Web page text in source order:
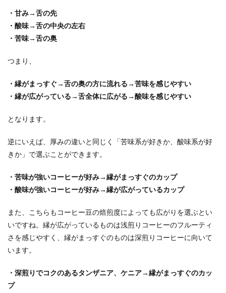
・甘み→舌の先
・酸味→舌の中央の左右
・苦味→舌の奥
つまり、
・縁がまっすぐ→舌の奥の方に流れる→苦味を感じやすい
・縁が広がっている→舌全体に広がる→酸味を感じやすい
となります。
逆にいえば、厚みの違いと同じく「苦味系が好きか、酸味系が好
きか」で選ぶことができます。
・苦味が強いコーヒーが好み→縁がまっすぐのカップ
・酸味が強いコーヒーが好み→縁が広がっているカップ
また、こちらもコーヒー豆の焙煎度によっても広がりを選ぶとい
いですね。縁が広がっているものは浅煎りコーヒーのフルーティ
さを感じやすく、縁がまっすぐのものは深煎りコーヒーに向いて
います。
・深煎りでコクのあるタンザニア、ケニア→縁がまっすぐのカッ
プ